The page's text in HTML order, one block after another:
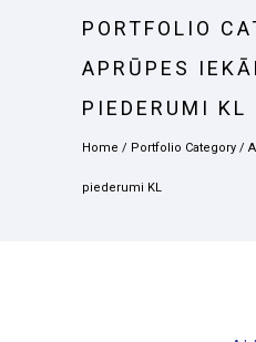
PORTFOLIO
APRŪPES
PIEDERUMI KL
Home / Portfolio Category /
piederumi KL